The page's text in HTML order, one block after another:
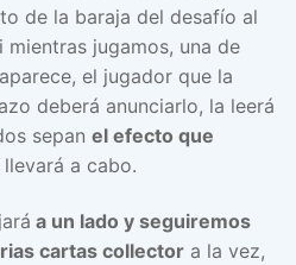
de la baraja del desafío al
mientras jugamos, una de
el jugador que la
deberá anunciarlo, la leerá
sepan el efecto que
a cabo.
a un lado y seguiremos
cartas collector a la vez,